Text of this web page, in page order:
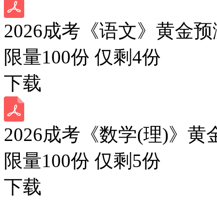
2026成考《语文》黄金
限量100份 仅剩4份
下载
2026成考《数学(理)》黄
限量100份 仅剩 5份
下载